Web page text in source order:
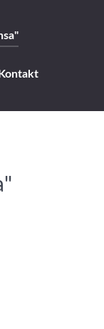
Kontakt